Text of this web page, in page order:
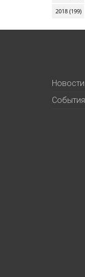
2018 (199)
Новости
События